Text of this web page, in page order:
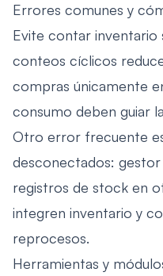
Errores comunes y
Evite contar inventario
conteos cíclicos
compras únicamente
consumo deben guiar
Otro error frecuente
desconectados:
registros de stock en
integren inventario y
reprocesos.
Herramientas y